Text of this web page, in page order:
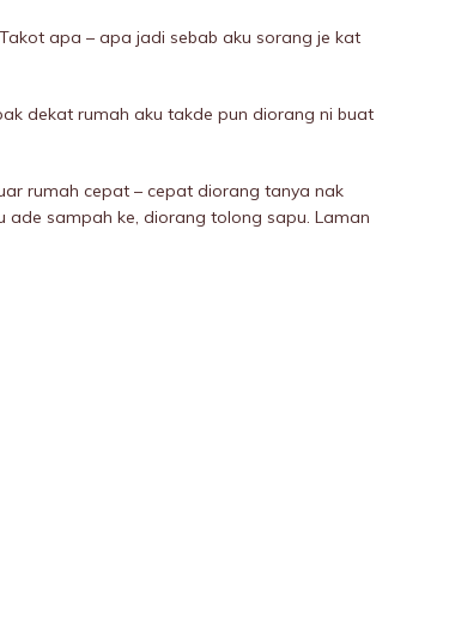
apa – apa jadi sebab aku sorang je kat
dekat rumah aku takde pun diorang ni buat
rumah cepat – cepat diorang tanya nak
ade sampah ke, diorang tolong sapu. Laman